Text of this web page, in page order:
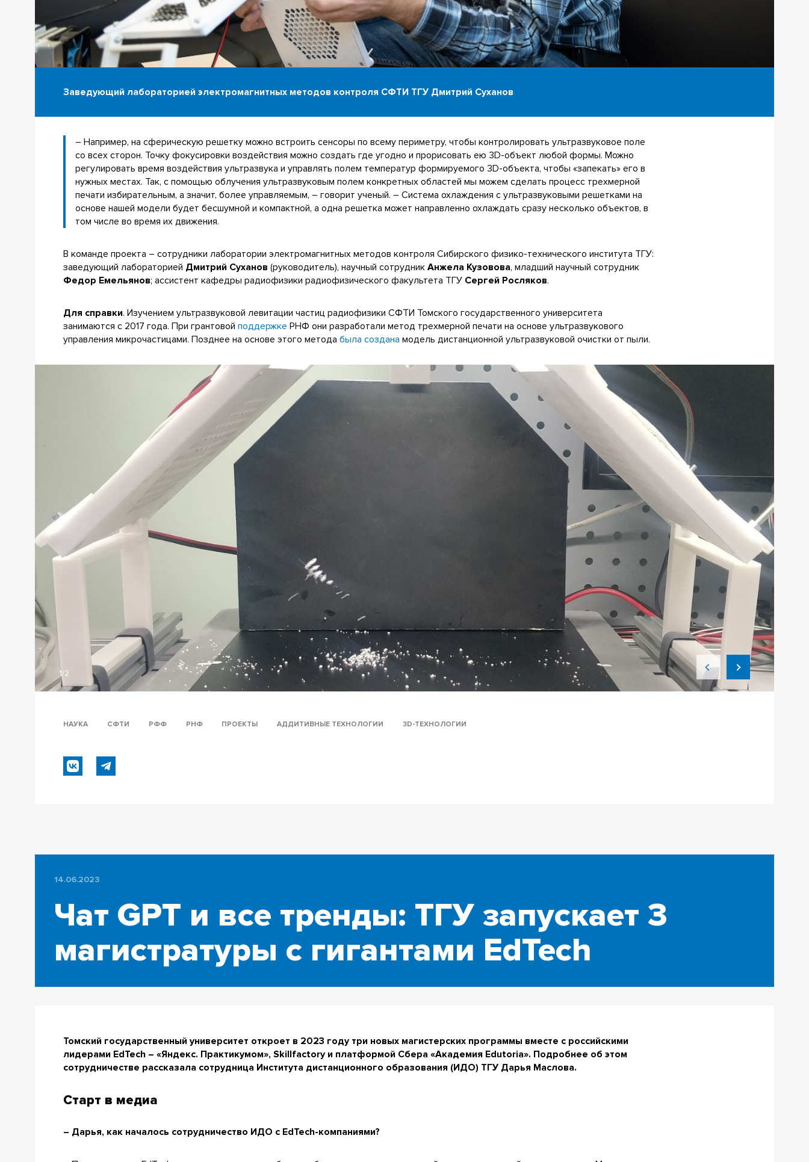
Заведующий лабораторией электромагнитных методов контроля СФТИ ТГУ Дмитрий Суханов
– Например, на сферическую решетку можно встроить сенсоры по всему периметру, чтобы контролировать ультразвуковое поле
со всех сторон. Точку фокусировки воздействия можно создать где угодно и прорисовать ею 3D-объект любой формы. Можно
регулировать время воздействия ультразвука и управлять полем температур формируемого 3D-объекта, чтобы «запекать» его в
нужных местах. Так, с помощью облучения ультразвуковым полем конкретных областей мы можем сделать процесс трехмерной
печати избирательным, а значит, более управляемым, – говорит ученый. – Система охлаждения с ультразвуковыми решетками на
основе нашей модели будет бесшумной и компактной, а одна решетка может направленно охлаждать сразу несколько объектов, в
том числе во время их движения.
В команде проекта – сотрудники лаборатории электромагнитных методов контроля Сибирского физико-технического института ТГУ:
заведующий лабораторией Дмитрий Суханов (руководитель), научный сотрудникАнжела Кузовова, младший научный сотрудник
Федор Емельянов; ассистент кафедры радиофизики радиофизического факультета ТГУ Сергей Росляков.
Для справки. Изучением ультразвуковой левитации частиц радиофизики СФТИ Томского государственного университета
занимаются с 2017 года. При грантовойподдержке РНФ они разработали метод трехмерной печати на основе ультразвукового
управления микрочастицами. Позднее на основе этого методабыла создана модель дистанционной ультразвуковой очистки от пыли.
1/2
НАУКА СФТИ РФФ РНФ ПРОЕКТЫ АДДИТИВНЫЕ ТЕХНОЛОГИИ 3D-ТЕХНОЛОГИИ
14.06.2023
Чат GPT и все тренды: ТГУ запускает 3
магистратуры с гигантами EdTech
Томский государственный университет откроет в 2023 году три новых магистерских программы вместе с российскими
лидерами EdTech – «Яндекс. Практикумом», Skillfactory и платформой Сбера «Академия Edutoria». Подробнее об этом
сотрудничестве рассказала сотрудница Института дистанционного образования (ИДО) ТГУ Дарья Маслова.
Старт в медиа
– Дарья, как началось сотрудничество ИДО с EdTech-компаниями?